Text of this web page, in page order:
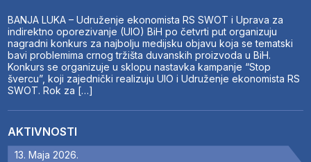
BANJA LUKA – Udruženje ekonomista RS SWOT i Uprava za
indirektno oporezivanje (UIO) BiH po četvrti put organizuju
nagradni konkurs za najbolju medijsku objavu koja se tematski
bavi problemima crnog tržišta duvanskih proizvoda u BiH.
Konkurs se organizuje u sklopu nastavka kampanje “Stop
švercu”, koji zajednički realizuju UIO i Udruženje ekonomista RS
SWOT. Rok za […]
AKTIVNOSTI
13. Maja 2026.